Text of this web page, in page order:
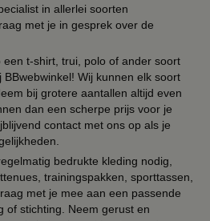
in allerlei soorten
met je in gesprek over de
t-shirt, trui, polo of ander soort
Wij kunnen elk soort
bij grotere aantallen altijd even
dan een scherpe prijs voor je
contact met ons op als je
bedrukte kleding nodig,
trainingspakken, sporttassen,
met je mee aan een passende
of stichting. Neem gerust en